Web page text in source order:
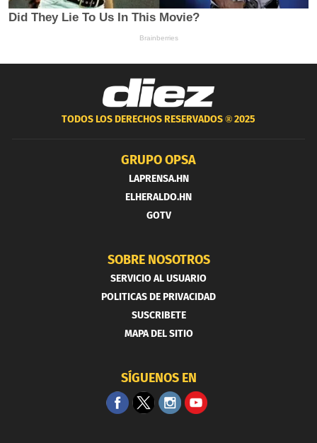
TODOS LOS DERECHOS RESERVADOS ®2025
GRUPO OPSA
LAPRENSA.HN
ELHERALDO.HN
GOTV
SOBRE NOSOTROS
SERVICIO AL USUARIO
POLITICAS DE PRIVACIDAD
SUSCRIBETE
MAPA DEL SITIO
SÍGUENOS EN